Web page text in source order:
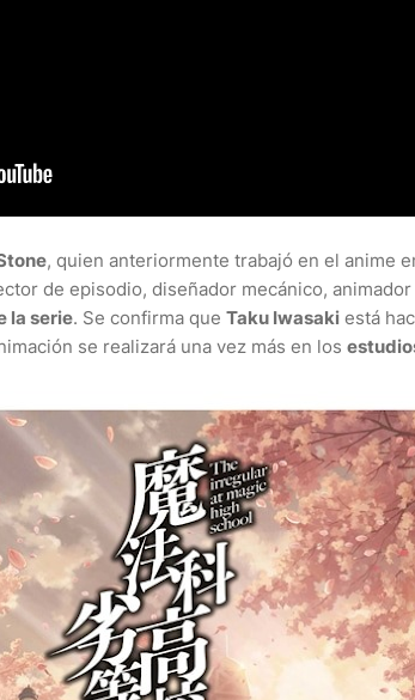
, quien anteriormente trabajó en el anime
de episodio, diseñador mecánico, animador
la serie. Se confirma que Taku Iwasaki está
se realizará una vez más en los